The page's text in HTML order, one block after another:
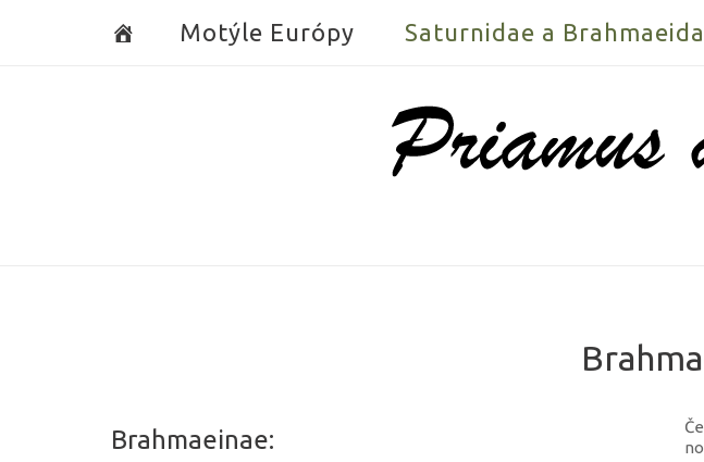
Motýle Európy Saturnidae a
Home
Brahmaeinae: